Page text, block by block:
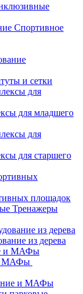
Спортивное
и сетки
для младшего
для старшего
площадок
Тренажеры
из дерева
МАФы
и МАФы